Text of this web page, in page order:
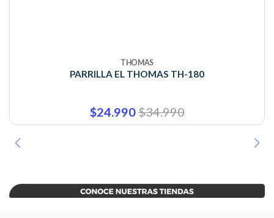
THOMAS
PARRILLA EL THOMAS TH-180
$24.990$34.990